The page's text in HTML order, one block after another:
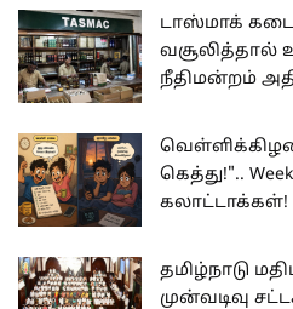
டாஸ்மாக்
வசூலித்தால்
நீதிமன்றம்
கெத்து!"..
கலாட்டாக்கள்!
தமிழ்நாடு
முன்வடிவு